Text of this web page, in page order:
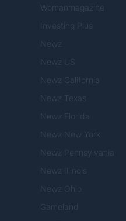
Womanmagazine
Investing Plus
Newz
Newz US
Newz California
Newz Texas
Newz Florida
Newz New York
Newz Pennsylvania
Newz Illinois
Newz Ohio
Gameland